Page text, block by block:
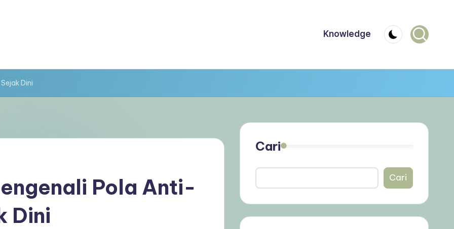
Knowledge
Dini
Pola Anti-
Dini
Cari
Cari